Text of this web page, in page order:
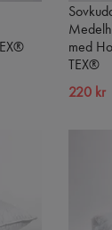
med
TEX®
220 kr